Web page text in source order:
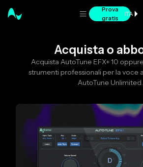
Prova
gratis
ITA
Acquista o
Acquista AutoTune EFX+ 10
strumenti professionali per la voce
AutoTune Unlimited.